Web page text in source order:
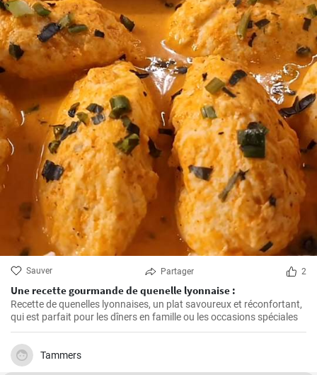
Sauver Partager 2
Une recette gourmande de quenelle lyonnaise :
Recette de quenelles lyonnaises, un plat savoureux et réconfortant,
qui est parfait pour les dîners en famille ou les occasions spéciales
Tammers